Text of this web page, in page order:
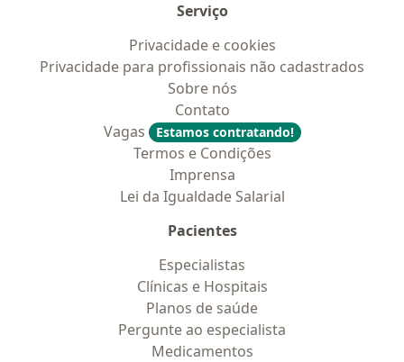
Serviço
Privacidade e cookies
Privacidade para profissionais não cadastrados
Sobre nós
Contato
Vagas
Estamos contratando!
Termos e Condições
Imprensa
Lei da Igualdade Salarial
Pacientes
Especialistas
Clínicas e Hospitais
Planos de saúde
Pergunte ao especialista
Medicamentos